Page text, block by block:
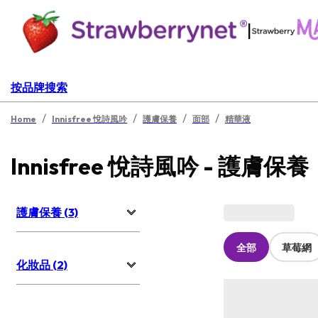
|
按品牌搜索
Home / Innisfree 悅詩風吟 / 護膚保養 / 面部 / 精華液
Innisfree 悅詩風吟 - 護膚保養
護膚保養 (3)
化妝品 (2)
全部 草莓網